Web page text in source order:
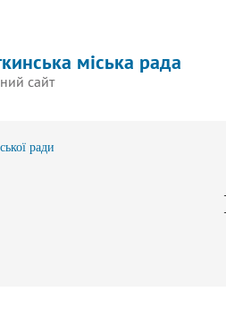
міська рада
сайт
ради